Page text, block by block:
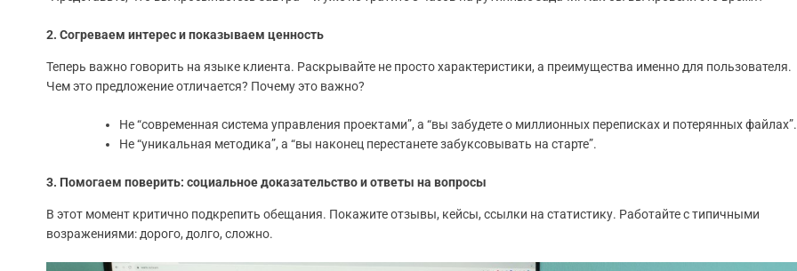
2. Согреваем интерес и показываем ценность
Теперь важно говорить на языке клиента. Раскрывайте не просто характеристики, а преимущества именно для пользователя.
Чем это предложение отличается? Почему это важно?
Не “современная система управления проектами”, а “вы забудете о миллионных переписках и потерянных файлах”.
Не “уникальная методика”, а “вы наконец перестанете забуксовывать на старте”.
3. Помогаем поверить: социальное доказательство и ответы на вопросы
В этот момент критично подкрепить обещания. Покажите отзывы, кейсы, ссылки на статистику. Работайте с типичными
возражениями: дорого, долго, сложно.